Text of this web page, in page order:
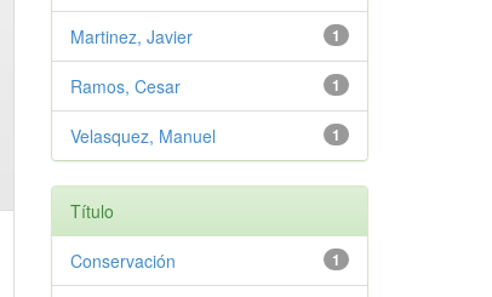
1
Martinez, Javier
1
Ramos, Cesar
1
Velasquez, Manuel
Título
1
Conservación